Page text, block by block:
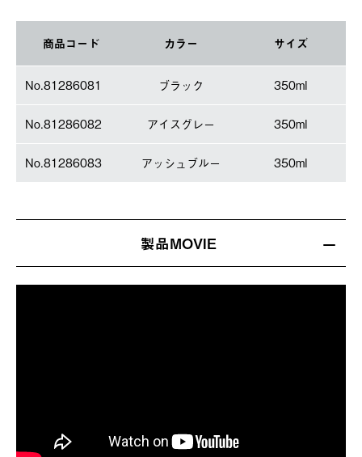
商品コード カラー サイズ
No.81286081 ブラック 350ml
No.81286082 アイスグレー 350ml
No.81286083 アッシュブルー 350ml
製品MOVIE